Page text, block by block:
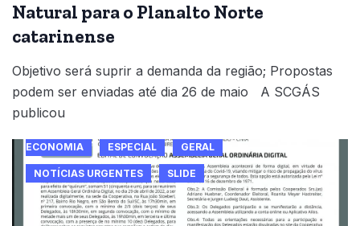
Natural para o Planalto Norte
catarinense
Objetivo será suprir a demanda da região; Propostas
podem ser enviadas até dia 26 de maio A SCGÁS
publicou
ECONOMIA ESPECIAL GERAL
NOTÍCIAS URGENTES SLIDE